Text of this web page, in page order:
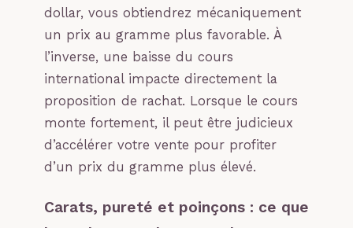
dollar, vous obtiendrez mécaniquement
un prix au gramme plus favorable. À
l’inverse, une baisse du cours
international impacte directement la
proposition de rachat. Lorsque le cours
monte fortement, il peut être judicieux
d’accélérer votre vente pour profiter
d’un prix du gramme plus élevé.
Carats, pureté et poinçons : ce que